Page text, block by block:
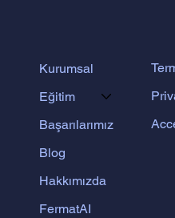
Kurumsal
Eğitim
Başarılarımız
Blog
Hakkımızda
FermatAI